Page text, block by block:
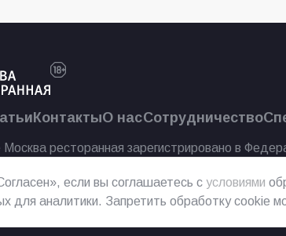
КонтактыО насСотрудничество
ресторанная зарегистрировано в
25.07.2023.
Эл № ФС77−85 644 от 21 июля 2023 г.
если вы соглашаетесь с условиями
для аналитики. Запретить обработку cookie